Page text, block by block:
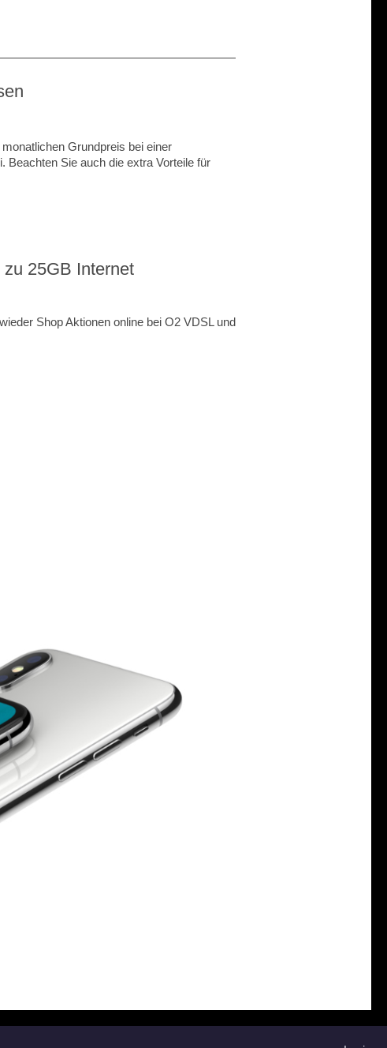
Grundpreis bei einer
Beachten Sie auch die extra Vorteile für
25GB Internet
Shop Aktionen online bei O2 VDSL und